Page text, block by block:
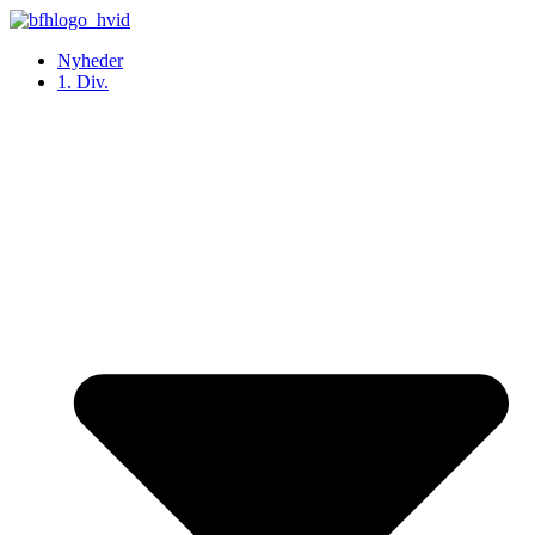
Videre
indholdNyheder
1. Div.